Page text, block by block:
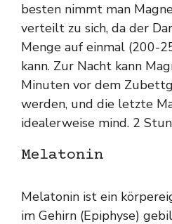
besten nimmt man
verteilt zu sich, da der
Menge auf einmal (200-
kann. Zur Nacht kann
Minuten vor dem
werden, und die letzte
idealerweise mind. 2
Melatonin
Melatonin ist ein
im Gehirn (Epiphyse)